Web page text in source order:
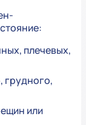
плечевых,
грудного,
или